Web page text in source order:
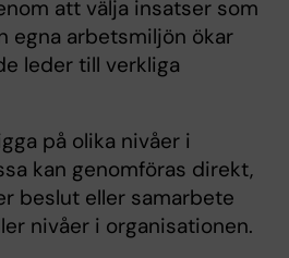
att välja insatser som
egna arbetsmiljön ökar
leder till verkliga
på olika nivåer i
kan genomföras direkt,
beslut eller samarbete
nivåer i organisationen.